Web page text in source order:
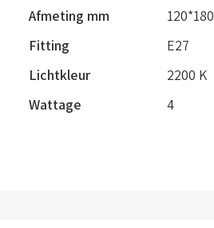
Afmeting mm
120*180
Fitting
E27
Lichtkleur
2200 K
Wattage
4